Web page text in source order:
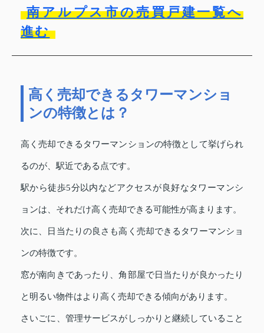
南アルプス市の売買戸建一覧へ
進む
高く売却できるタワーマンショ
ンの特徴とは？
高く売却できるタワーマンションの特徴として挙げられ
るのが、駅近である点です。
駅から徒歩5分以内などアクセスが良好なタワーマンシ
ョンは、それだけ高く売却できる可能性が高まります。
次に、日当たりの良さも高く売却できるタワーマンショ
ンの特徴です。
窓が南向きであったり、角部屋で日当たりが良かったり
と明るい物件はより高く売却できる傾向があります。
さいごに、管理サービスがしっかりと継続していること